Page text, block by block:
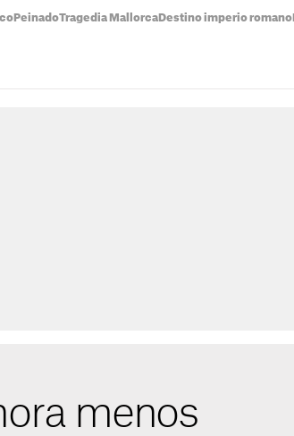
PeinadoTragedia Mallorca Destino imperio romano
menos